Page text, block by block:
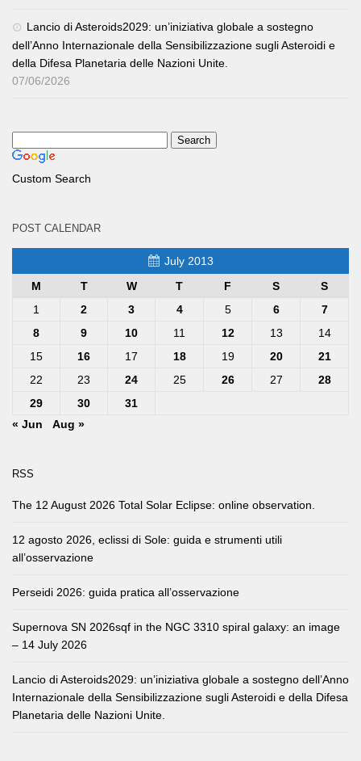
Lancio di Asteroids2029: un’iniziativa globale a sostegno
dell’Anno Internazionale della Sensibilizzazione sugli Asteroidi e
della Difesa Planetaria delle Nazioni Unite.
07/06/2026
Custom Search
POST CALENDAR
July 2013
M
T W T F S
S
1
2 3 4 5 6
7
8
9 10 11 12 13
14
15
16 17 18 19 20
21
22
23 24 25 26 27
28
29
30
31
« Jun
Aug »
RSS
The 12 August 2026 Total Solar Eclipse: online observation.
12 agosto 2026, eclissi di Sole: guida e strumenti utili
all’osservazione
Perseidi 2026: guida pratica all’osservazione
Supernova SN 2026sqf in the NGC 3310 spiral galaxy: an image
– 14 July 2026
Lancio di Asteroids2029: un’iniziativa globale a sostegno dell’Anno
Internazionale della Sensibilizzazione sugli Asteroidi e della Difesa
Planetaria delle Nazioni Unite.